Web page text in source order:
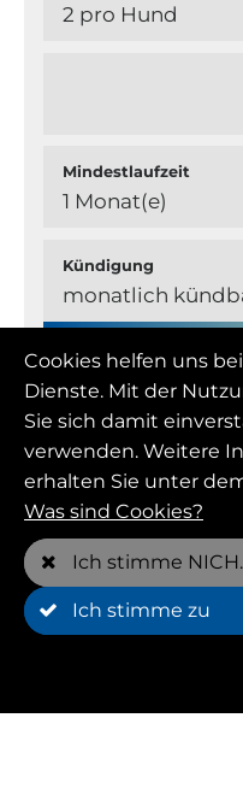
2 pro Hund
Mindestlaufzeit
1 Monat(e)
Kündigung
monatlich
Mitglied
Monatspreis
109,00 EUR
Kostenfreie Termine
2 pro Hund
Cookies helfen uns
Dienste. Mit der
Sie sich damit
verwenden. Weitere
erhalten Sie unter
Was sind Cookies?
Ich stimme NICHT zu
Ich stimme zu